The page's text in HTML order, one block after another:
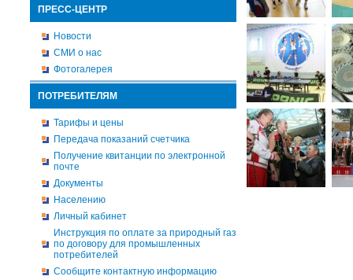
ПРЕСС-ЦЕНТР
Новости
СМИ о нас
Фотогалерея
ПОТРЕБИТЕЛЯМ
Тарифы и цены
Передача показаний счетчика
Получение квитанции по электронной
почте
Документы
Населению
Личный кабинет
Инструкция по оплате за природный газ
по договору для промышленных
потребителей
Сообщите контактную информацию